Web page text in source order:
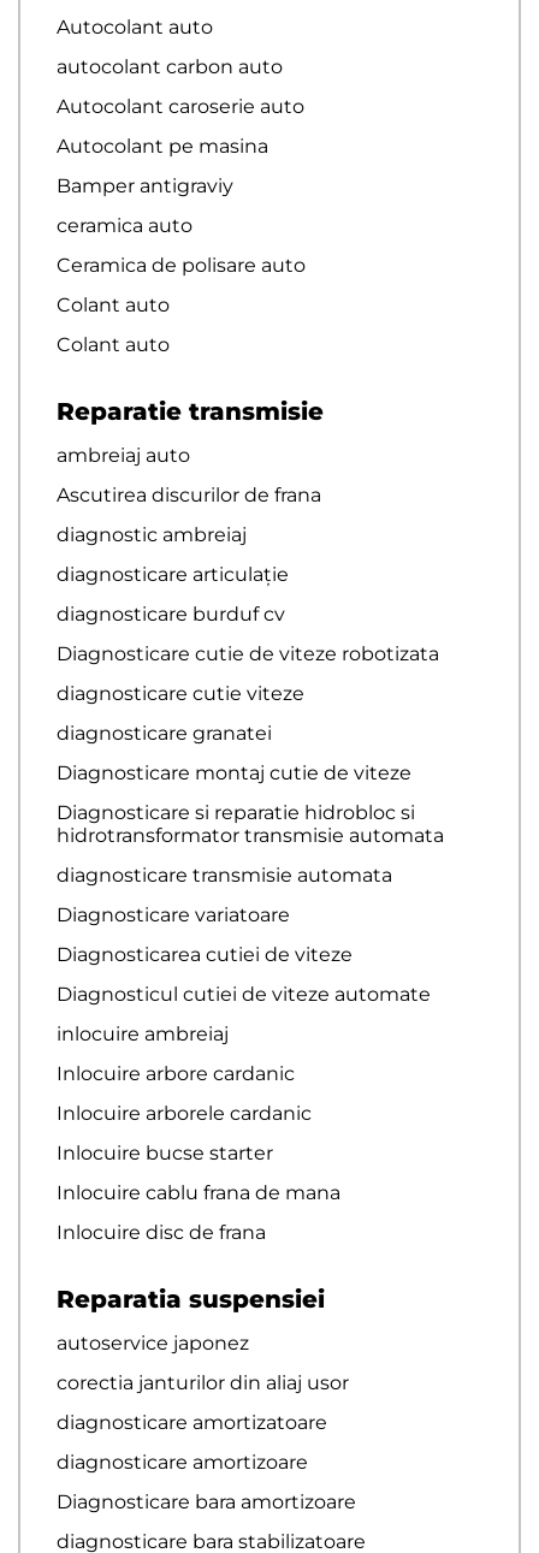
Autocolant auto
autocolant carbon auto
Autocolant caroserie auto
Autocolant pe masina
Bamper antigraviy
ceramica auto
Ceramica de polisare auto
Colant auto
Colant auto
Reparatie transmisie
ambreiaj auto
Ascutirea discurilor de frana
diagnostic ambreiaj
diagnosticare articulație
diagnosticare burduf cv
Diagnosticare cutie de viteze robotizata
diagnosticare cutie viteze
diagnosticare granatei
Diagnosticare montaj cutie de viteze
Diagnosticare si reparatie hidrobloc si
hidrotransformator transmisie automata
diagnosticare transmisie automata
Diagnosticare variatoare
Diagnosticarea cutiei de viteze
Diagnosticul cutiei de viteze automate
inlocuire ambreiaj
Inlocuire arbore cardanic
Inlocuire arborele cardanic
Inlocuire bucse starter
Inlocuire cablu frana de mana
Inlocuire disc de frana
Reparatia suspensiei
autoservice japonez
corectia janturilor din aliaj usor
diagnosticare amortizatoare
diagnosticare amortizoare
Diagnosticare bara amortizoare
diagnosticare bara stabilizatoare